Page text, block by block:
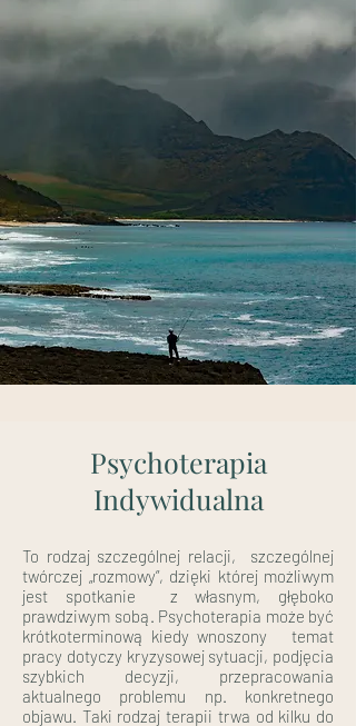
Psychoterapia
Indywidualna
To rodzaj szczególnej relacji, szczególnej
twórczej „rozmowy”, dzięki której możliwym
jest spotkanie z własnym, głęboko
prawdziwym sobą. Psychoterapia może być
krótkoterminową kiedy wnoszony temat
pracy dotyczy kryzysowej sytuacji, podjęcia
szybkich decyzji, przepracowania
aktualnego problemu np. konkretnego
objawu. Taki rodzaj terapii trwa od kilku do